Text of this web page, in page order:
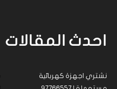
احدث المقالات
نشتري اجهزة كهربائية